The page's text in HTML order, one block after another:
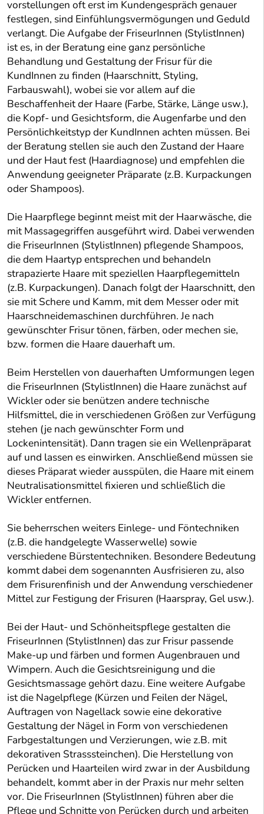
vorstellungen oft erst im Kundengespräch genauer
festlegen, sind Einfühlungsvermögungen und Geduld
verlangt. Die Aufgabe der FriseurInnen (StylistInnen)
ist es, in der Beratung eine ganz persönliche
Behandlung und Gestaltung der Frisur für die
KundInnen zu finden (Haarschnitt, Styling,
Farbauswahl), wobei sie vor allem auf die
Beschaffenheit der Haare (Farbe, Stärke, Länge usw.),
die Kopf- und Gesichtsform, die Augenfarbe und den
Persönlichkeitstyp der KundInnen achten müssen. Bei
der Beratung stellen sie auch den Zustand der Haare
und der Haut fest (Haardiagnose) und empfehlen die
Anwendung geeigneter Präparate (z.B. Kurpackungen
oder Shampoos).
Die Haarpflege beginnt meist mit der Haarwäsche, die
mit Massagegriffen ausgeführt wird. Dabei verwenden
die FriseurInnen (StylistInnen) pflegende Shampoos,
die dem Haartyp entsprechen und behandeln
strapazierte Haare mit speziellen Haarpflegemitteln
(z.B. Kurpackungen). Danach folgt der Haarschnitt, den
sie mit Schere und Kamm, mit dem Messer oder mit
Haarschneidemaschinen durchführen. Je nach
gewünschter Frisur tönen, färben, oder mechen sie,
bzw. formen die Haare dauerhaft um.
Beim Herstellen von dauerhaften Umformungen legen
die FriseurInnen (StylistInnen) die Haare zunächst auf
Wickler oder sie benützen andere technische
Hilfsmittel, die in verschiedenen Größen zur Verfügung
stehen (je nach gewünschter Form und
Lockenintensität). Dann tragen sie ein Wellenpräparat
auf und lassen es einwirken. Anschließend müssen sie
dieses Präparat wieder ausspülen, die Haare mit einem
Neutralisationsmittel fixieren und schließlich die
Wickler entfernen.
Sie beherrschen weiters Einlege- und Föntechniken
(z.B. die handgelegte Wasserwelle) sowie
verschiedene Bürstentechniken. Besondere Bedeutung
kommt dabei dem sogenannten Ausfrisieren zu, also
dem Frisurenfinish und der Anwendung verschiedener
Mittel zur Festigung der Frisuren (Haarspray, Gel usw.).
Bei der Haut- und Schönheitspflege gestalten die
FriseurInnen (StylistInnen) das zur Frisur passende
Make-up und färben und formen Augenbrauen und
Wimpern. Auch die Gesichtsreinigung und die
Gesichtsmassage gehört dazu. Eine weitere Aufgabe
ist die Nagelpflege (Kürzen und Feilen der Nägel,
Auftragen von Nagellack sowie eine dekorative
Gestaltung der Nägel in Form von verschiedenen
Farbgestaltungen und Verzierungen, wie z.B. mit
dekorativen Strasssteinchen). Die Herstellung von
Perücken und Haarteilen wird zwar in der Ausbildung
behandelt, kommt aber in der Praxis nur mehr selten
vor. Die FriseurInnen (StylistInnen) führen aber die
Pflege und Schnitte von Perücken durch und arbeiten